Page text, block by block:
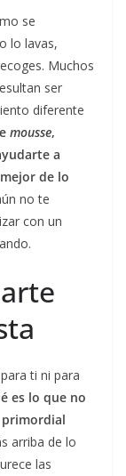
se
lo lavas,
Muchos
ser
diferente
mousse,
a
de lo
no te
con un
ti ni para
es lo que no
arriba de lo
las